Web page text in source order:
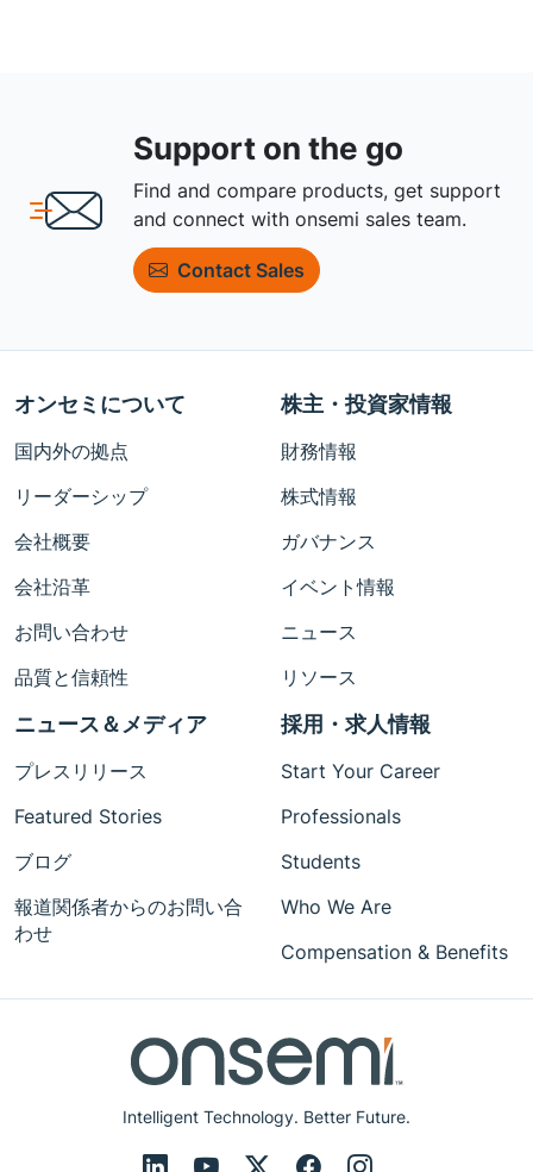
Support on the go
Find and compare products, get support
and connect with onsemi sales team.
Contact Sales
Intelligent Technology. Better Future.
オンセミについて
国内外の拠点
リーダーシップ
会社概要
会社沿革
お問い合わせ
品質と信頼性
株主・投資家情報
財務情報
株式情報
ガバナンス
イベント情報
ニュース
リソース
ニュース＆メディア
プレスリリース
Featured Stories
ブログ
報道関係者からのお問い合
わせ
採用・求人情報
Start Your Career
Professionals
Students
Who We Are
Compensation & Benefits